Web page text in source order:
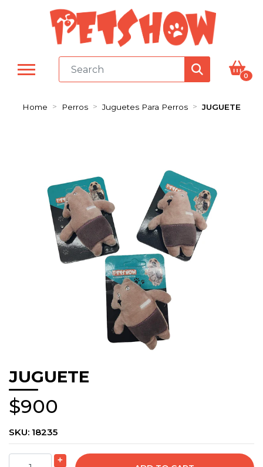
0
Home Perros Juguetes Para Perros JUGUETE
JUGUETE
$900
SKU: 18235
+